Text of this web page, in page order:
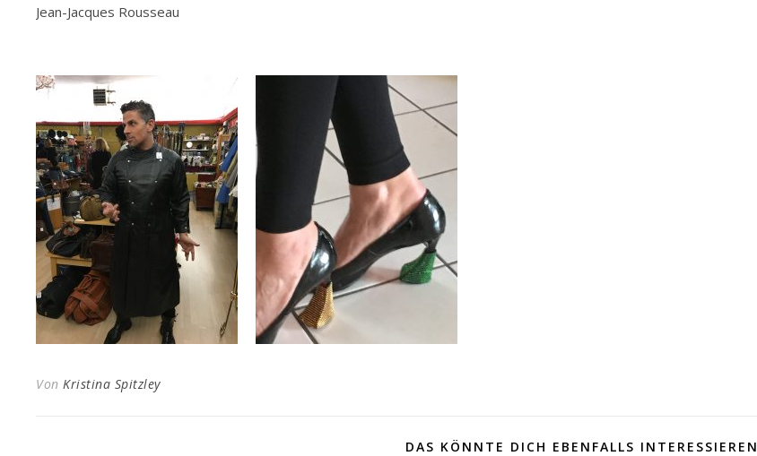
Jean-Jacques Rousseau
Von Kristina Spitzley
DAS KÖNNTE DICH EBENFALLS INTERESSIEREN